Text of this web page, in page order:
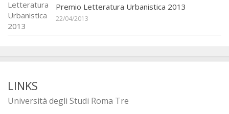
Premio Letteratura Urbanistica 2013
22/04/2013
LINKS
Università degli Studi Roma Tre